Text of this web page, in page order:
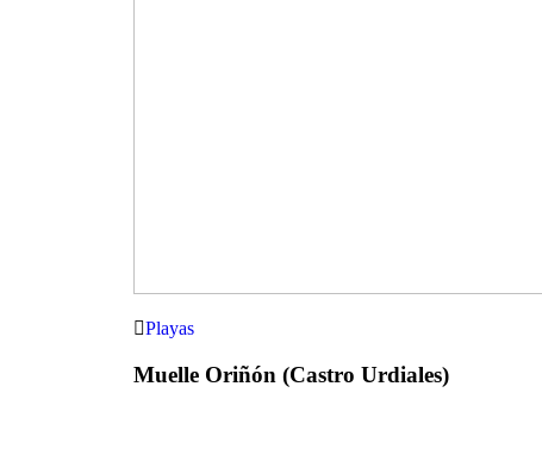
Playas
Muelle Oriñón (Castro Urdiales)